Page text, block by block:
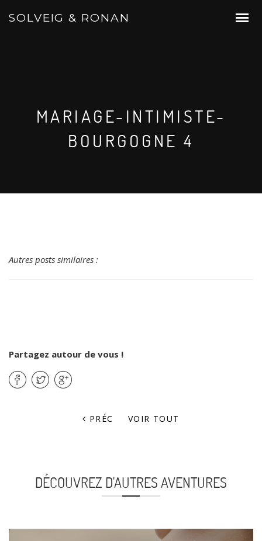
SOLVEIG & RONAN
MARIAGE-INTIMISTE-
BOURGOGNE 4
Autres posts similaires :
Partagez autour de vous !
PRÉC VOIR TOUT
DÉCOUVREZ D'AUTRES AVENTURES